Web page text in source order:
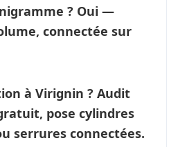
? Oui —
connectée sur
à Virignin ? Audit
pose cylindres
serrures connectées.